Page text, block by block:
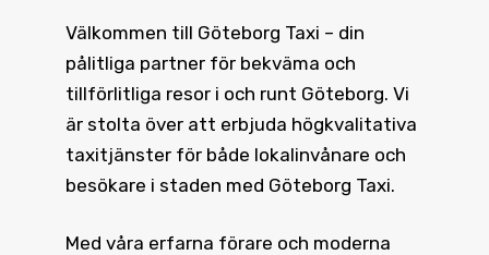
Välkommen till Göteborg Taxi – din
pålitliga partner för bekväma och
tillförlitliga resor i och runt Göteborg. Vi
är stolta över att erbjuda högkvalitativa
taxitjänster för både lokalinvånare och
besökare i staden med Göteborg Taxi.
Med våra erfarna förare och moderna